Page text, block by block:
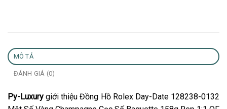
MÔ TẢ
ĐÁNH GIÁ (0)
Py-Luxury giới thiệu Đồng Hồ Rolex Day-Date 128238-0132